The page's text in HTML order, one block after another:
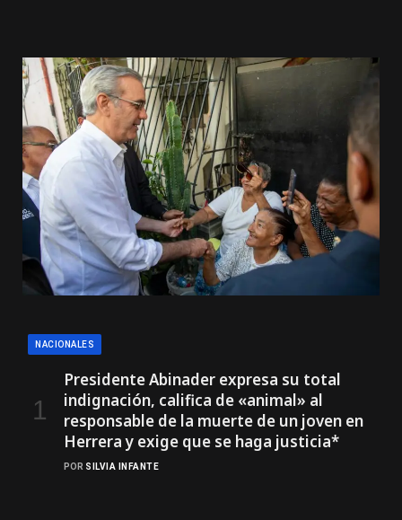
NACIONALES
Presidente Abinader expresa su total
indignación, califica de «animal» al
responsable de la muerte de un joven en
Herrera y exige que se haga justicia*
POR SILVIA INFANTE